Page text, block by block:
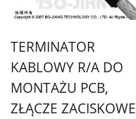
TERMINATOR
KABLOWY R/A DO
MONTAŻU PCB,
ZŁĄCZE ZACISKOWE